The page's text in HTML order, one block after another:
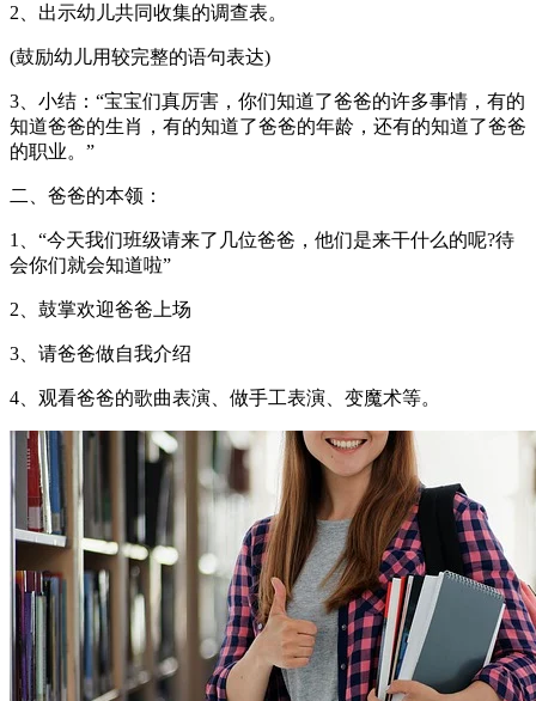
2、出示幼儿共同收集的调查表。
(鼓励幼儿用较完整的语句表达)
3、小结：“宝宝们真厉害，你们知道了爸爸的许多事情，有的
知道爸爸的生肖，有的知道了爸爸的年龄，还有的知道了爸爸
的职业。”
二、爸爸的本领：
1、“今天我们班级请来了几位爸爸，他们是来干什么的呢?待
会你们就会知道啦”
2、鼓掌欢迎爸爸上场
3、请爸爸做自我介绍
4、观看爸爸的歌曲表演、做手工表演、变魔术等。